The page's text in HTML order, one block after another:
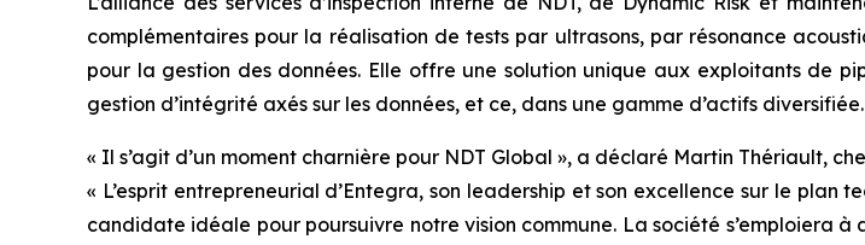
complémentaires pour la réalisation de tests par ultrasons, par résonance
pour la gestion des données. Elle offre une solution unique aux exploitants de
gestion d’intégrité axés sur les données, et ce, dans une gamme d’actifs diversifiée.
« Il s’agit d’un moment charnière pour NDT Global », a déclaré Martin Thériault,
« L’esprit entrepreneurial d’Entegra, son leadership et son excellence sur le
candidate idéale pour poursuivre notre vision commune. La société s’emploiera